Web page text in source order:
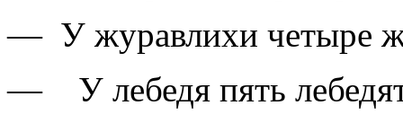
— У журавлихи четыре
— У лебедя пять